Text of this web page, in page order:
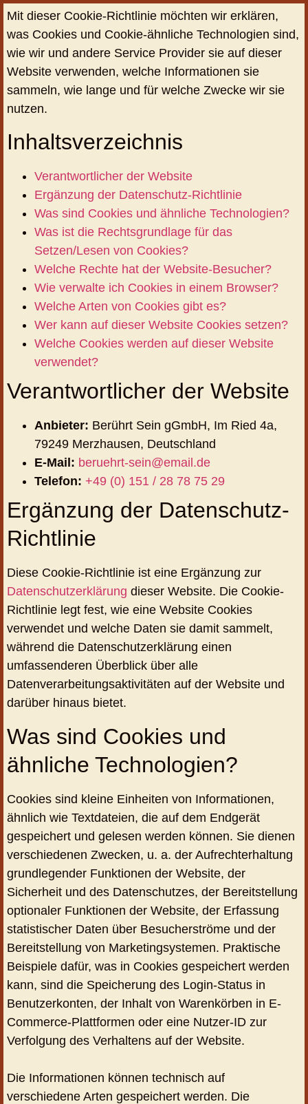
Mit dieser Cookie-Richtlinie möchten wir erklären,
was Cookies und Cookie-ähnliche Technologien sind,
wie wir und andere Service Provider sie auf dieser
Website verwenden, welche Informationen sie
sammeln, wie lange und für welche Zwecke wir sie
nutzen.
Inhaltsverzeichnis
Verantwortlicher der Website
Ergänzung der Datenschutz-Richtlinie
Was sind Cookies und ähnliche Technologien?
Was ist die Rechtsgrundlage für das
Setzen/Lesen von Cookies?
Welche Rechte hat der Website-Besucher?
Wie verwalte ich Cookies in einem Browser?
Welche Arten von Cookies gibt es?
Wer kann auf dieser Website Cookies setzen?
Welche Cookies werden auf dieser Website
verwendet?
Verantwortlicher der Website
Anbieter: Berührt Sein gGmbH, Im Ried 4a,
79249 Merzhausen, Deutschland
E-Mail: beruehrt-sein@email.de
Telefon: +49 (0) 151 / 28 78 75 29
Ergänzung der Datenschutz-
Richtlinie
Diese Cookie-Richtlinie ist eine Ergänzung zur
Datenschutzerklärung dieser Website. Die Cookie-
Richtlinie legt fest, wie eine Website Cookies
verwendet und welche Daten sie damit sammelt,
während die Datenschutzerklärung einen
umfassenderen Überblick über alle
Datenverarbeitungsaktivitäten auf der Website und
darüber hinaus bietet.
Was sind Cookies und
ähnliche Technologien?
Cookies sind kleine Einheiten von Informationen,
ähnlich wie Textdateien, die auf dem Endgerät
gespeichert und gelesen werden können. Sie dienen
verschiedenen Zwecken, u. a. der Aufrechterhaltung
grundlegender Funktionen der Website, der
Sicherheit und des Datenschutzes, der Bereitstellung
optionaler Funktionen der Website, der Erfassung
statistischer Daten über Besucherströme und der
Bereitstellung von Marketingsystemen. Praktische
Beispiele dafür, was in Cookies gespeichert werden
kann, sind die Speicherung des Login-Status in
Benutzerkonten, der Inhalt von Warenkörben in E-
Commerce-Plattformen oder eine Nutzer-ID zur
Verfolgung des Verhaltens auf der Website.
Die Informationen können technisch auf
verschiedene Arten gespeichert werden. Die